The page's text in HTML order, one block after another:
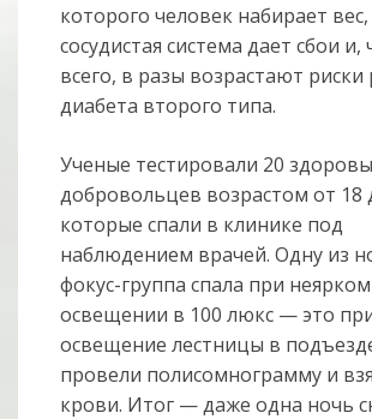
которого человек набирает
сосудистая система дает сбои и,
всего, в разы возрастают риски
диабета второго типа.
Ученые тестировали 20
добровольцев возрастом от 18
которые спали в клинике под
наблюдением врачей. Одну из
фокус-группа спала при неярком
освещении в 100 люкс — это
освещение лестницы в
провели полисомнограмму и
крови. Итог — даже одна ночь